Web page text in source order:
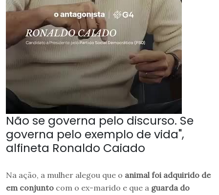
Não se governa pelo discurso. Se
governa pelo exemplo de vida",
alfineta Ronaldo Caiado
Na ação, a mulher alegou que o animal foi adquirido de
em conjunto com o ex-marido e que a guarda do